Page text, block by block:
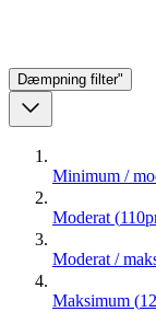
Dæmpning filter"
Minimum /
Moderat (110
Moderat /
Maksimum (